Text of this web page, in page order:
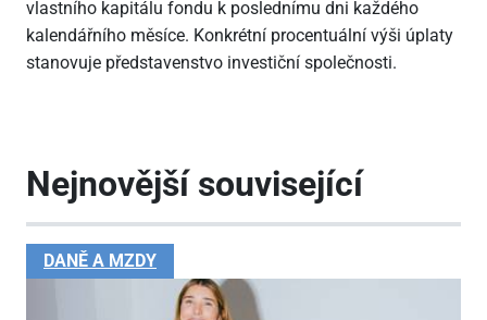
vlastního kapitálu fondu k poslednímu dni každého
kalendářního měsíce. Konkrétní procentuální výši úplaty
stanovuje představenstvo investiční společnosti.
Nejnovější související
DANĚ A MZDY